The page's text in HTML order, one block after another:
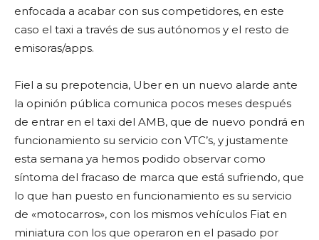
enfocada a acabar con sus competidores, en este
caso el taxi a través de sus autónomos y el resto de
emisoras/apps.
Fiel a su prepotencia, Uber en un nuevo alarde ante
la opinión pública comunica pocos meses después
de entrar en el taxi del AMB, que de nuevo pondrá en
funcionamiento su servicio con VTC’s, y justamente
esta semana ya hemos podido observar como
síntoma del fracaso de marca que está sufriendo, que
lo que han puesto en funcionamiento es su servicio
de «motocarros», con los mismos vehículos Fiat en
miniatura con los que operaron en el pasado por